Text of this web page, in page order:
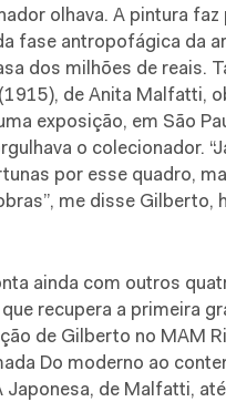
olhava. A pintura faz
fase antropofágica da
dos milhões de reais.
de Anita Malfatti,
exposição, em São
o colecionador.
por esse quadro,
me disse Gilberto,
ainda com outros
recupera a primeira
de Gilberto no MAM
Do moderno ao
Japonesa, de Malfatti,